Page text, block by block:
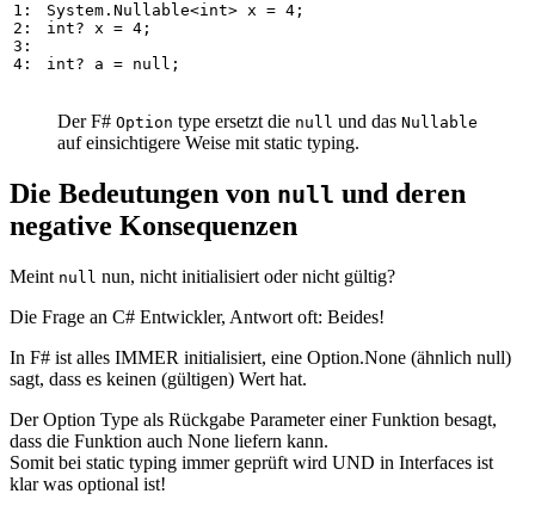
1:
2:
3:
4:
System . Nullable<int> x = 4
int? x = 4 ;
int? a = null ;
Der F# Option type ersetzt die null und das Nullable
auf einsichtigere Weise mit static typing.
Die Bedeutungen von null und deren
negative Konsequenzen
Meint null nun, nicht initialisiert oder nicht gültig?
Die Frage an C# Entwickler, Antwort oft: Beides!
In F# ist alles IMMER initialisiert, eine Option.None (ähnlich null)
sagt, dass es keinen (gültigen) Wert hat.
Der Option Type als Rückgabe Parameter einer Funktion besagt,
dass die Funktion auch None liefern kann.
Somit bei static typing immer geprüft wird UND in Interfaces ist
klar was optional ist!